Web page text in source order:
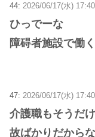
44: 2026/06/17(水)
ひっでーな
障碍者施設で働
47: 2026/06/17(水)
介護職もそうだ
故ばかりだからな